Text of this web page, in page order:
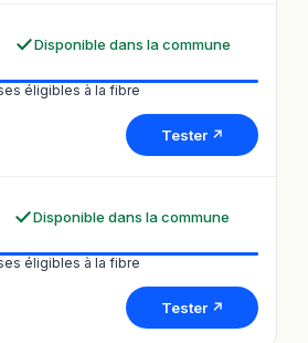
Disponible dans la commune
éligibles à la fibre
Tester ↗
Disponible dans la commune
éligibles à la fibre
Tester ↗